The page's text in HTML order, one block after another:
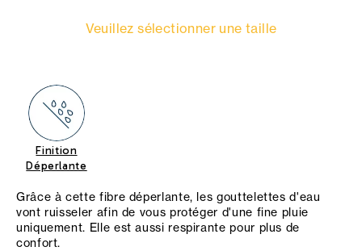
Veuillez sélectionner une taille
Finition
Déperlante
Grâce à cette fibre déperlante, les gouttelettes d'eau
vont ruisseler afin de vous protéger d'une fine pluie
uniquement. Elle est aussi respirante pour plus de
confort.